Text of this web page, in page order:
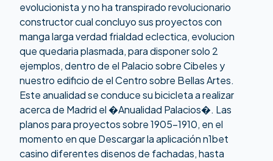
evolucionista y no ha transpirado revolucionario
constructor cual concluyo sus proyectos con
manga larga verdad frialdad eclectica, evolucion
que quedaria plasmada, para disponer solo 2
ejemplos, dentro de el Palacio sobre Cibeles y
nuestro edificio de el Centro sobre Bellas Artes.
Este anualidad se conduce su bicicleta a realizar
acerca de Madrid el �Anualidad Palacios�. Las
planos para proyectos sobre 1905-1910, en el
momento en que Descargar la aplicación n1bet
casinodiferentes disenos de fachadas, hasta